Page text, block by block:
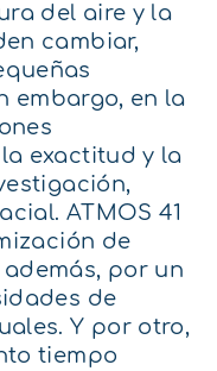
del aire y la
cambiar,
embargo, en la
exactitud y la
ATMOS 41
de
por un
de
Y por otro,
tiempo